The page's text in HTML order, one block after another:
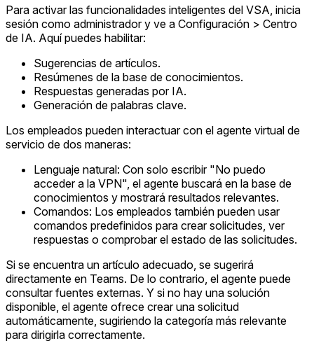
Para activar las funcionalidades inteligentes del VSA, inicia
sesión como administrador y ve a Configuración > Centro
de IA. Aquí puedes habilitar:
Sugerencias de artículos.
Resúmenes de la base de conocimientos.
Respuestas generadas por IA.
Generación de palabras clave.
Los empleados pueden interactuar con el agente virtual de
servicio de dos maneras:
Lenguaje natural: Con solo escribir "No puedo
acceder a la VPN", el agente buscará en la base de
conocimientos y mostrará resultados relevantes.
Comandos: Los empleados también pueden usar
comandos predefinidos para crear solicitudes, ver
respuestas o comprobar el estado de las solicitudes.
Si se encuentra un artículo adecuado, se sugerirá
directamente en Teams. De lo contrario, el agente puede
consultar fuentes externas. Y si no hay una solución
disponible, el agente ofrece crear una solicitud
automáticamente, sugiriendo la categoría más relevante
para dirigirla correctamente.